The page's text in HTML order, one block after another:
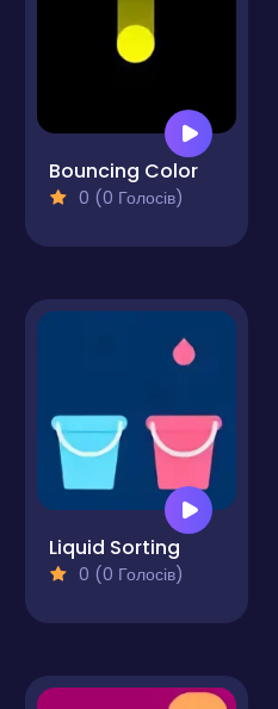
Bouncing Color
0 (0 Голосів)
Liquid Sorting
0 (0 Голосів)